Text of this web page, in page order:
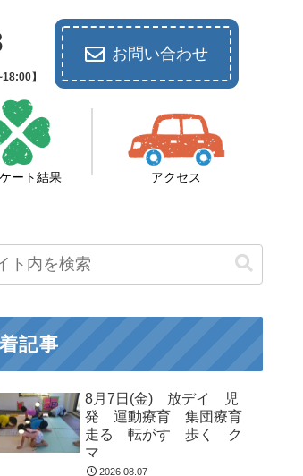
】
お問い合わせ
ート結果 アクセス
記事
8月7日(金) 放デイ 児
発 運動療育 集団療育
走る 転がす 歩く ク
マ
2026.08.07